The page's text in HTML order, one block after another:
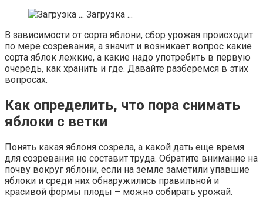
Загрузка ...
В зависимости от сорта яблони, сбор урожая происходит
по мере созревания, а значит и возникает вопрос какие
сорта яблок лежкие, а какие надо употребить в первую
очередь, как хранить и где. Давайте разберемся в этих
вопросах.
Как определить, что пора снимать
яблоки с ветки
Понять какая яблоня созрела, а какой дать еще время
для созревания не составит труда. Обратите внимание на
почву вокруг яблони, если на земле заметили упавшие
яблоки и среди них обнаружились правильной и
красивой формы плоды – можно собирать урожай.